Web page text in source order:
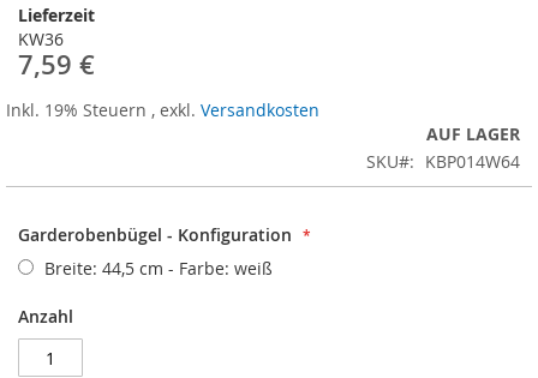
Lieferzeit
KW36
7,59 €
Inkl. 19% Steuern , exkl. Versandkosten
AUF LAGER
SKU
KBP014W64
Garderobenbügel - Konfiguration
Breite: 44,5 cm - Farbe: weiß
Anzahl
springen